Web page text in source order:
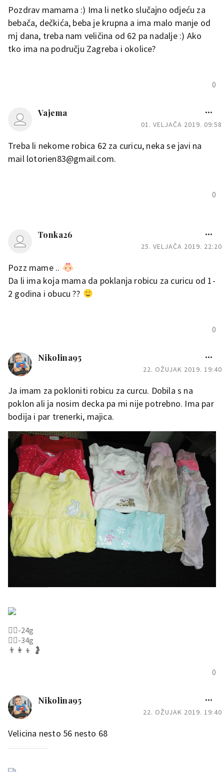
Pozdrav mamama :) Ima li netko slučajno odjeću za
bebača, dečkića, beba je krupna a ima malo manje od
mj dana, treba nam veličina od 62 pa nadalje :) Ako
tko ima na području Zagreba i okolice?
0
Vajema
01. VELJAČA 2019. 09:58
Treba li nekome robica 62 za curicu, neka se javi na
mail lotorien83@gmail.com.
0
Tonka26
25. VELJAČA 2019. 22:20
Pozz mame ..
Da li ima koja mama da poklanja robicu za curicu od 1-
2 godina i obucu ??
0
Nikolina95
22. OŽUJAK 2019. 19:40
Ja imam za pokloniti robicu za curcu. Dobila s na
poklon ali ja nosim decka pa mi nije potrebno. Ima par
bodija i par trenerki, majica.
0
🙋‍♀️-24g
🙋‍♂️-34g
👨‍👩‍👦 🤰
Nikolina95
22. OŽUJAK 2019. 19:40
Velicina nesto 56 nesto 68